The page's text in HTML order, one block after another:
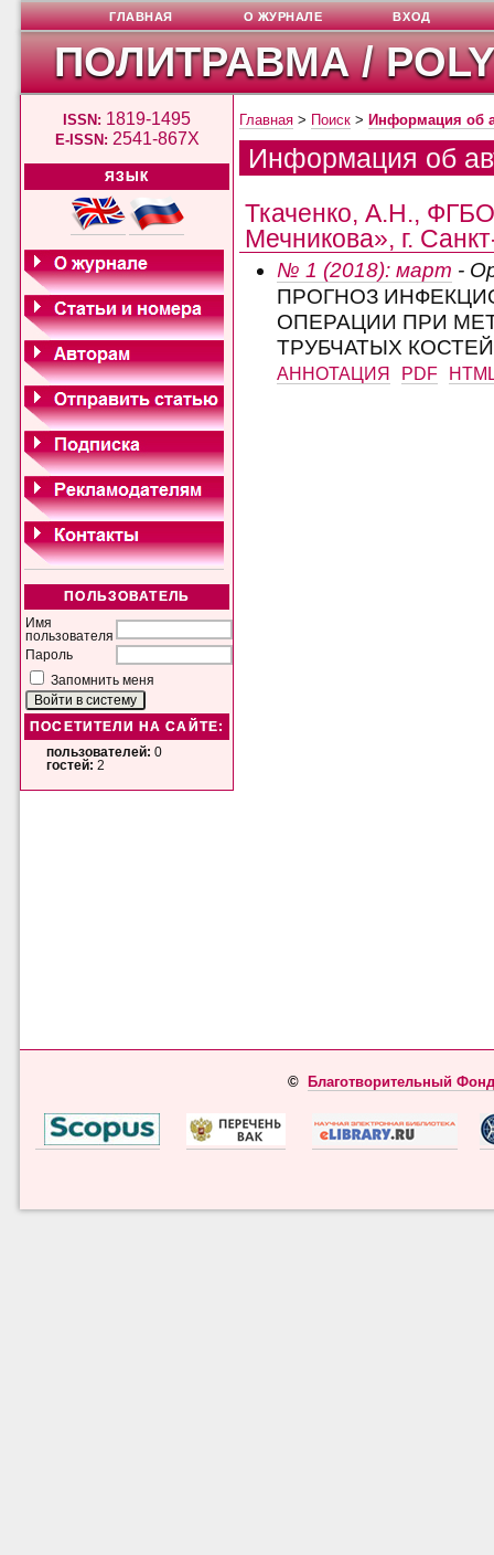
ПОЛИТРАВМА /
ISSN: 1819-1495
E-ISSN: 2541-867X
ЯЗЫК
ПОЛЬЗОВАТЕЛЬ
Имя
пользователя
Пароль
Запомнить меня
ПОСЕТИТЕЛИ НА САЙТЕ:
пользователей: 0
гостей: 2
ГЛАВНАЯ О ЖУРНАЛЕ ВХОД
Главная > Поиск > Информация об
Информация об
Ткаченко, А.Н.,
Мечникова», г.
№ 1 (2018): март -
ПРОГНОЗ
ОПЕРАЦИИ ПРИ
ТРУБЧАТЫХ КОСТЕЙ
АННОТАЦИЯ PDF
© Благотворительный